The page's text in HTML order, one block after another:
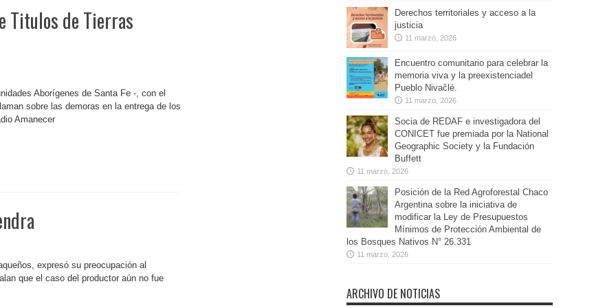
Titulos de Tierras
Aborígenes de Santa Fe -, con el
sobre las demoras en la entrega de los
Amanecer
expresó su preocupación al
que el caso del productor aún no fue
Derechos territoriales y acceso a la
justicia
11 marzo, 2026
Encuentro comunitario para celebrar la
memoria viva y la preexistenciadel
Pueblo Nivaĉlé.
11 marzo, 2026
Socia de REDAF e investigadora del
CONICET fue premiada por la National
Geographic Society y la Fundación
Buffett
11 marzo, 2026
Posición de la Red Agroforestal Chaco
Argentina sobre la iniciativa de
modificar la Ley de Presupuestos
Mínimos de Protección Ambiental de
los Bosques Nativos N° 26.331
11 marzo, 2026
ARCHIVO DE NOTICIAS